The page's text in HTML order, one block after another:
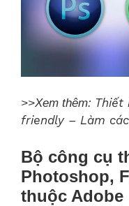
>>Xem thêm: Thiết
friendly – Làm
Bộ công cụ
Photoshop,
thuộc Adobe